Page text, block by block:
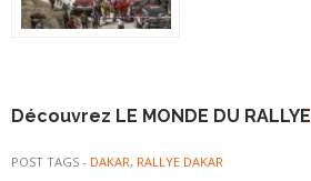
Découvrez LE MONDE DU RALLYE
POST TAGS - DAKAR, RALLYE DAKAR